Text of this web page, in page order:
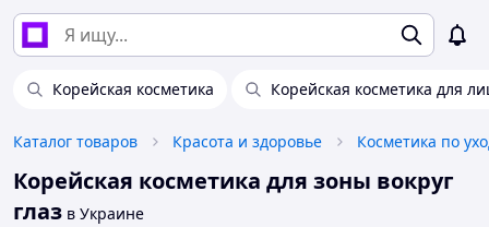
Корейская косметика Корейская косметика для
Каталог товаров Красота и здоровье Косметика по
Корейская косметика для зоны вокруг
глаз в Украине